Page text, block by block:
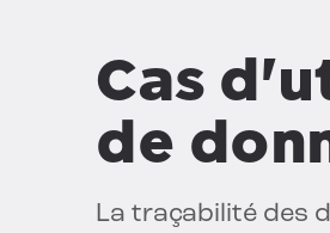
Cas
de
La traçabilité des